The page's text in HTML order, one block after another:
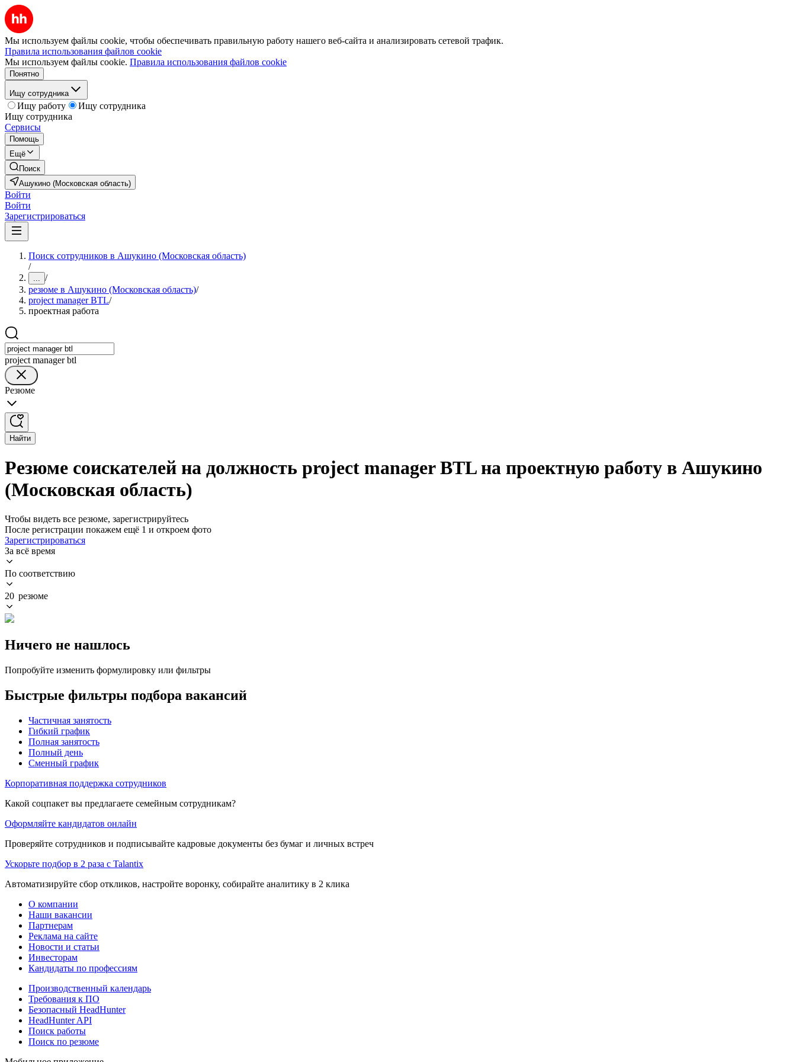
Мы используем файлы cookie, чтобы обеспечивать правильную работу нашего веб-сайта и анализировать сетевой трафик.
Правила использования файлов cookie
Мы используем файлы cookie. Правила использования файлов cookie
Понятно
Ищу сотрудника
Ищу работу
Ищу сотрудника
Ищу сотрудника
Сервисы
Помощь
Ещё
Поиск
Ашукино (Московская область)
Войти
Войти
Зарегистрироваться
Поиск сотрудников в Ашукино (Московская область)
/
... /
резюме в Ашукино (Московская область)/
project manager BTL/
проектная работа
project manager btl
Резюме
Найти
Резюме соискателей на должность project manager BTL на проектную работу в Ашукино
(Московская область)
Чтобы видеть все резюме, зарегистрируйтесь
После регистрации покажем ещё 1 и откроем фото
Зарегистрироваться
За всё время
По соответствию
20 резюме
Ничего не нашлось
Попробуйте изменить формулировку или фильтры
Быстрые фильтры подбора вакансий
Частичная занятость
Гибкий график
Полная занятость
Полный день
Сменный график
Корпоративная поддержка сотрудников
Какой соцпакет вы предлагаете семейным сотрудникам?
Оформляйте кандидатов онлайн
Проверяйте сотрудников и подписывайте кадровые документы без бумаг и личных встреч
Ускорьте подбор в 2 раза с Talantix
Автоматизируйте сбор откликов, настройте воронку, собирайте аналитику в 2 клика
О компании
Наши вакансии
Партнерам
Реклама на сайте
Новости и статьи
Инвесторам
Кандидаты по профессиям
Производственный календарь
Требования к ПО
Безопасный HeadHunter
HeadHunter API
Поиск работы
Поиск по резюме